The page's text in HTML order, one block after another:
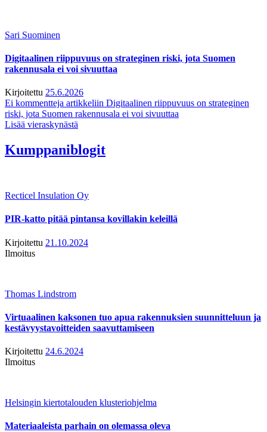
Sari Suominen
Digitaalinen riippuvuus on strateginen riski, jota Suomen
rakennusala ei voi sivuuttaa
Kirjoitettu 25.6.2026
Ei kommentteja artikkeliin Digitaalinen riippuvuus on strateginen
riski, jota Suomen rakennusala ei voi sivuuttaa
Lisää vieraskynästä
Kumppaniblogit
Recticel Insulation Oy
PIR-katto pitää pintansa kovillakin keleillä
Kirjoitettu 21.10.2024
Ilmoitus
Thomas Lindstrom
Virtuaalinen kaksonen tuo apua rakennuksien suunnitteluun ja
kestävyystavoitteiden saavuttamiseen
Kirjoitettu 24.6.2024
Ilmoitus
Helsingin kiertotalouden klusteriohjelma
Materiaaleista parhain on olemassa oleva